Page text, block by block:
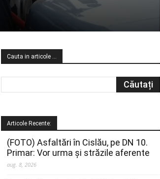
Cauta in articole …
Articole Recente:
(FOTO) Asfaltări în Cislău, pe DN 10.
Primar: Vor urma și străzile aferente
aug. 8, 2026